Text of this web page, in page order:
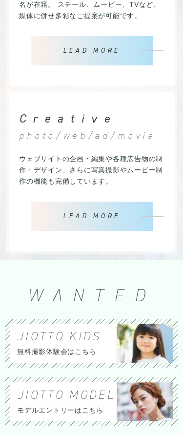
名が在籍。 スチール、ムービー、TVなど、
媒体に併せ多彩なご提案が可能です。
LEAD MORE
Creative
photo/web/ad/movie
ウェブサイトの企画・編集や各種広告物の制
作・デザイン、さらに写真撮影やムービー制
作の機能も完備しています。
LEAD MORE
WANTED
JIOTTO KIDS
無料撮影体験会はこちら
JIOTTO MODEL
モデルエントリーはこちら